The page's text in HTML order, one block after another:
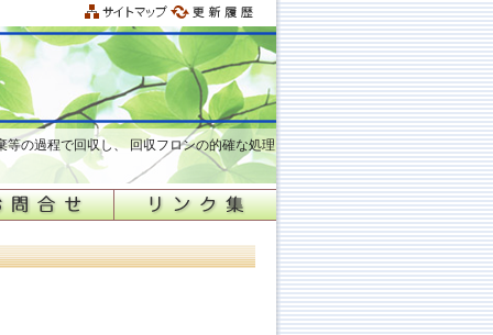
の過程で回収し、 回収フロンの的確な処理